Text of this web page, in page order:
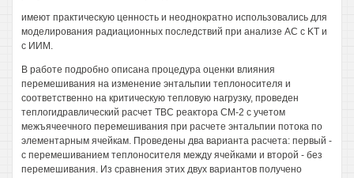
имеют практическую ценность и неоднократно использовались для
моделирования радиационных последствий при анализе АС с KT и
с ИИМ.
В работе подробно описана процедура оценки влияния
перемешивания на изменение энтальпии теплоносителя и
соответственно на критическую тепловую нагрузку, проведен
теплогидравлический расчет TBC реактора СМ-2 с учетом
межъячеечного перемешивания при расчете энтальпии потока по
элементарным ячейкам. Проведены два варианта расчета: первый -
с перемешиванием теплоносителя между ячейками и второй - без
перемешивания. Из сравнения этих двух вариантов получено